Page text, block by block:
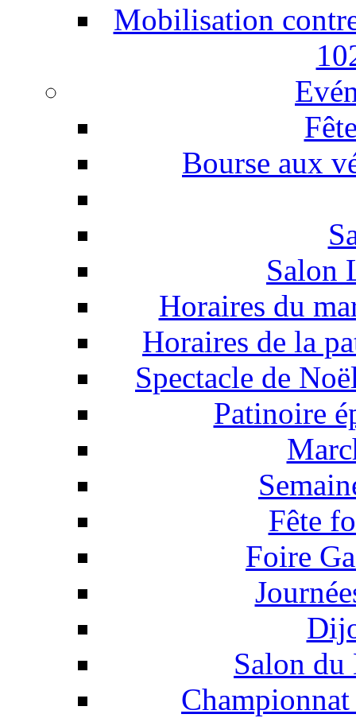
Mobilisation
Bourse aux
Salon
Horaires du
Horaires de la
Spectacle de
Patinoire
Fête
Foire
Salon